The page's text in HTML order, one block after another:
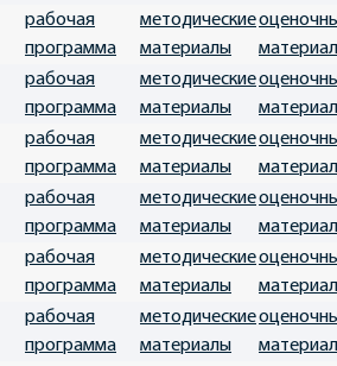
рабочая
программа
методические
материалы
рабочая
программа
методические
материалы
рабочая
программа
методические
материалы
рабочая
программа
методические
материалы
рабочая
программа
методические
материалы
рабочая
программа
методические
материалы